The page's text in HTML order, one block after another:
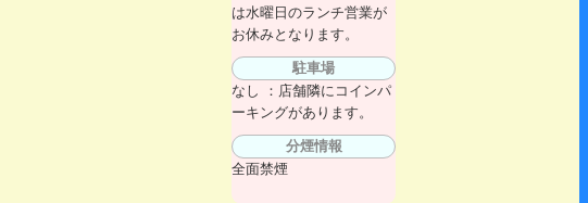
は水曜日のランチ営業が
お休みとなります。
駐車場
なし ：店舗隣にコインパ
ーキングがあります。
分煙情報
全面禁煙